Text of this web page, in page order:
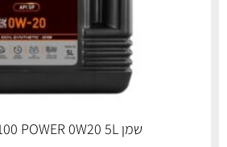
שמן Motul 8100 POWER 0W20 5L